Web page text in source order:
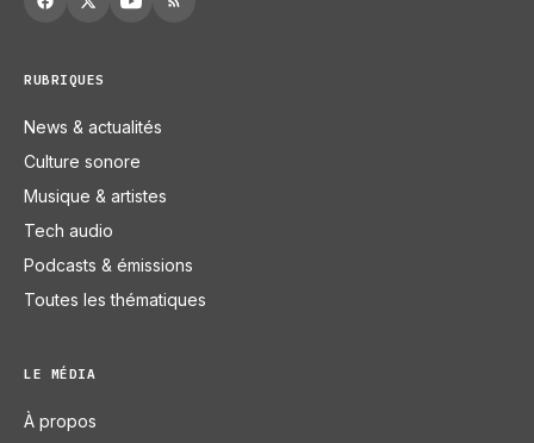
RUBRIQUES
News & actualités
Culture sonore
Musique & artistes
Tech audio
Podcasts & émissions
Toutes les thématiques
LE MÉDIA
À propos